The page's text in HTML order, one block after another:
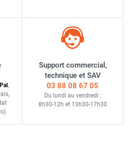
Pal ,
,
Support commercial,
technique et SAV
03 88 08 67 05
Du lundi au vendredi :
8h30-12h et 13h30-17h30